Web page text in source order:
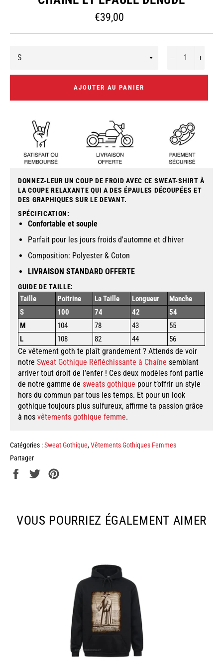
Prix
régulier
€39,00
− +
AJOUTER AU PANIER
DONNEZ-LEUR UN COUP DE FROID AVEC CE SWEAT-SHIRT À
LA COUPE RELAXANTE QUI A DES ÉPAULES DÉCOUPÉES ET
DES GRAPHIQUES SUR LE DEVANT.
SPÉCIFICATION:
Confortable et souple
Parfait pour les jours froids d'automne et d'hiver
Composition: Polyester & Coton
LIVRAISON STANDARD OFFERTE
GUIDE DE TAILLE:
Taille Poitrine La Taille Longueur
Manche
S
100 74 42
54
M
104 78 43
55
L
108 82 44 56
Ce vêtement goth te plaît grandement ? Attends de voir
notre Sweat Gothique Réfléchissante à Chaîne semblant
arriver tout droit de l’enfer ! Ces deux modèles font partie
de notre gamme de sweats gothique pour t’offrir un style
hors du commun par tous les temps. Et pour un look
gothique toujours plus sulfureux, affirme ta passion grâce
à nos vêtements gothique femme.
Catégories :Sweat Gothique,Vêtements Gothiques Femmes
Partager
PartagerTweeter
VOUS POURRIEZ ÉGALEMENT AIMER